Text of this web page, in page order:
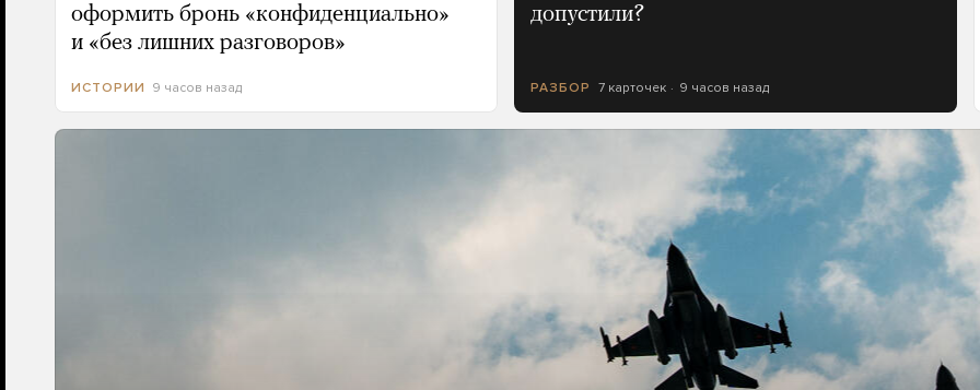
оформить бронь «конфиденциально»
и «без лишних разговоров»
ИСТОРИИ 9 часов назад
допустили?
РАЗБОР 7 карточек 9 часов назад